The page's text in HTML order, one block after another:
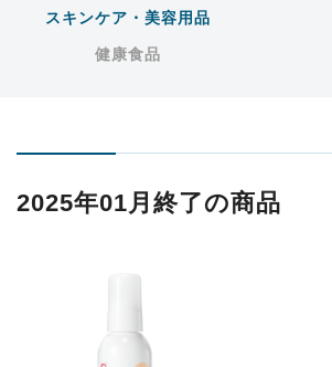
スキンケア・美容用品
健康食品
2025年01月終了の商品